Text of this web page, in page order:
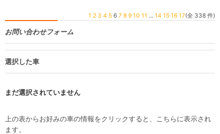
1 2 3 4 5 6 7 8 9 10 11 ... 14 15 16 17(全 338 件)
お問い合わせフォーム
選択した車
まだ選択されていません
上の表からお好みの車の情報をクリックすると、こちらに表示され
ます。